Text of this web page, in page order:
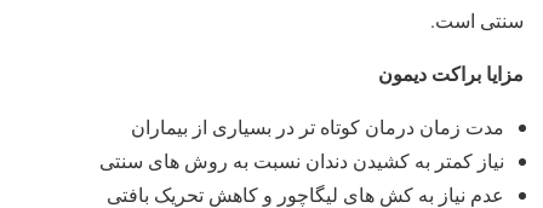
سنتی است.
مزایا براکت دیمون
مدت زمان درمان کوتاه تر در بسیاری از بیماران
نیاز کمتر به کشیدن دندان نسبت به روش های سنتی
عدم نیاز به کش های لیگاچور و کاهش تحریک بافتی